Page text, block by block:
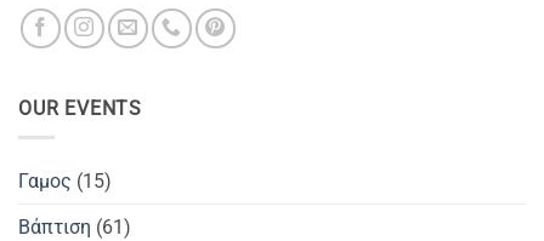
OUR EVENTS
Γαμος (15)
Βάπτιση (61)